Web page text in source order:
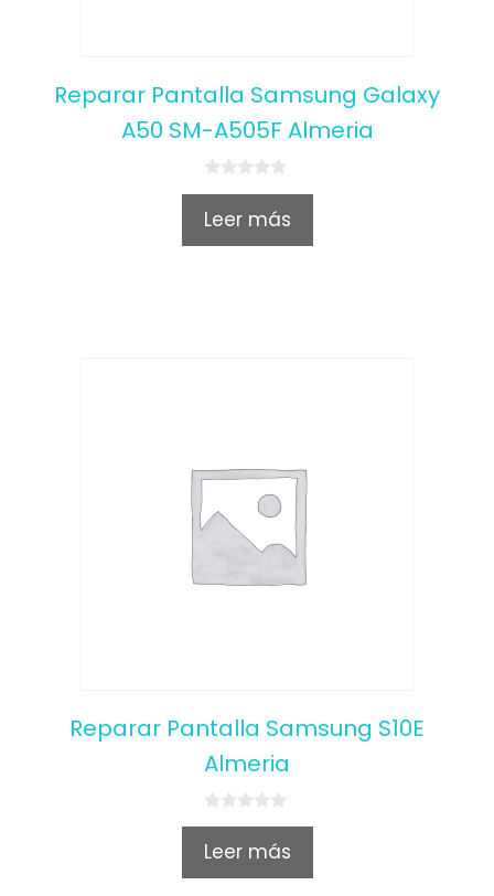
Reparar Pantalla Samsung Galaxy
A50 SM-A505F Almeria
0
u
Leer más
Reparar Pantalla Samsung S10E
Almeria
0
u
Leer más